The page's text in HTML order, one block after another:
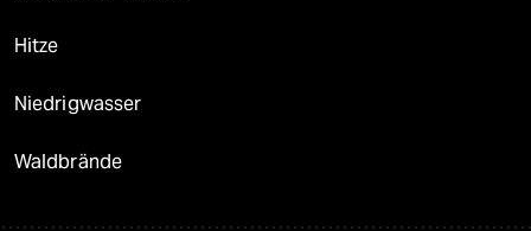
Hitze
Niedrigwasser
Waldbrände